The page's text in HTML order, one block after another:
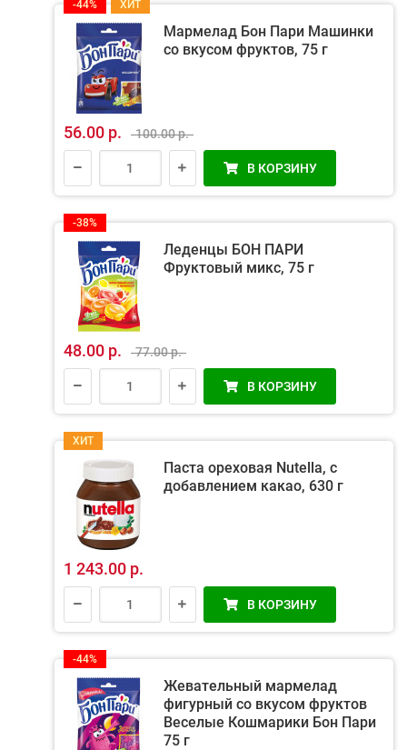
-44% ХИТ
Мармелад Бон Пари Машинки
со вкусом фруктов, 75 г
56.00 р. 100.00 р.
В КОРЗИНУ
-38%
Леденцы БОН ПАРИ
Фруктовый микс, 75 г
48.00 р. 77.00 р.
В КОРЗИНУ
ХИТ
Паста ореховая Nutella, с
добавлением какао, 630 г
1 243.00 р.
В КОРЗИНУ
-44%
Жевательный мармелад
фигурный со вкусом фруктов
Веселые Кошмарики Бон Пари
75 г